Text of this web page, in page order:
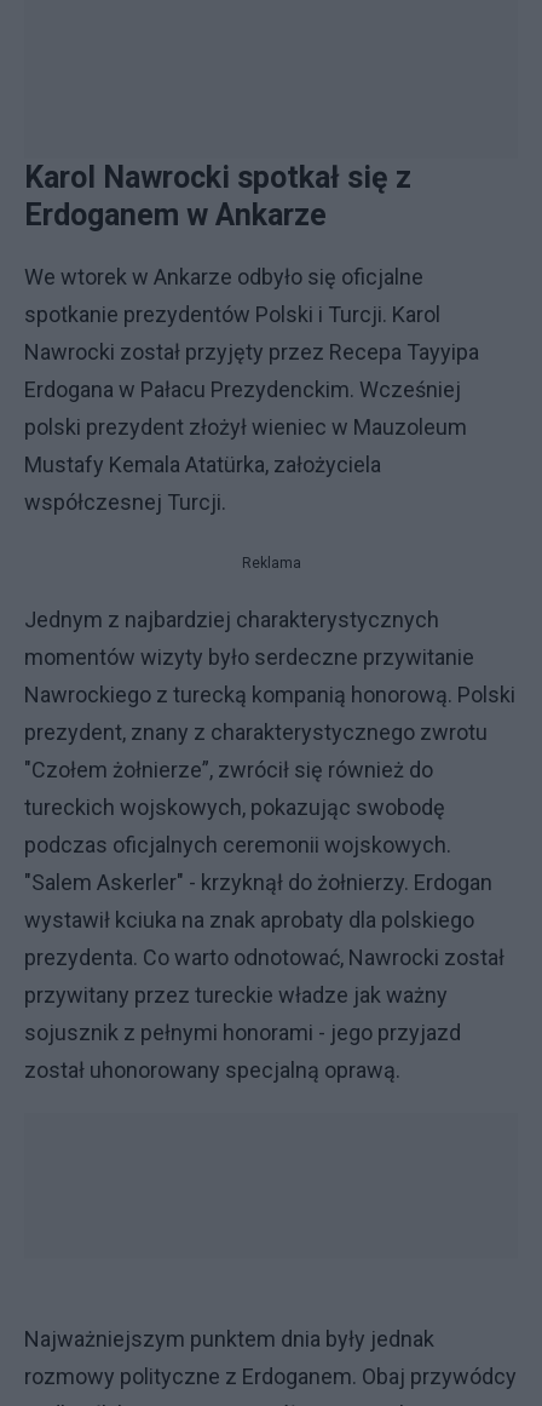
Karol Nawrocki spotkał się z
Erdoganem w Ankarze
We wtorek w Ankarze odbyło się oficjalne
spotkanie prezydentów Polski i Turcji. Karol
Nawrocki został przyjęty przez Recepa Tayyipa
Erdogana w Pałacu Prezydenckim. Wcześniej
polski prezydent złożył wieniec w Mauzoleum
Mustafy Kemala Atatürka, założyciela
współczesnej Turcji.
Reklama
Jednym z najbardziej charakterystycznych
momentów wizyty było serdeczne przywitanie
Nawrockiego z turecką kompanią honorową. Polski
prezydent, znany z charakterystycznego zwrotu
"Czołem żołnierze”, zwrócił się również do
tureckich wojskowych, pokazując swobodę
podczas oficjalnych ceremonii wojskowych.
"Salem Askerler" - krzyknął do żołnierzy. Erdogan
wystawił kciuka na znak aprobaty dla polskiego
prezydenta. Co warto odnotować, Nawrocki został
przywitany przez tureckie władze jak ważny
sojusznik z pełnymi honorami - jego przyjazd
został uhonorowany specjalną oprawą.
Najważniejszym punktem dnia były jednak
rozmowy polityczne z Erdoganem. Obaj przywódcy